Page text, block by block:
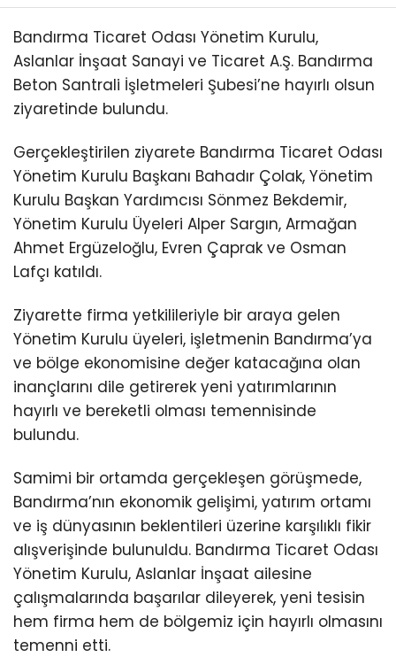
Bandırma Ticaret Odası Yönetim Kurulu,
Aslanlar İnşaat Sanayi ve Ticaret A.Ş. Bandırma
Beton Santrali İşletmeleri Şubesi’ne hayırlı olsun
ziyaretinde bulundu.
Gerçekleştirilen ziyarete Bandırma Ticaret Odası
Yönetim Kurulu Başkanı Bahadır Çolak, Yönetim
Kurulu Başkan Yardımcısı Sönmez Bekdemir,
Yönetim Kurulu Üyeleri Alper Sargın, Armağan
Ahmet Ergüzeloğlu, Evren Çaprak ve Osman
Lafçı katıldı.
Ziyarette firma yetkilileriyle bir araya gelen
Yönetim Kurulu üyeleri, işletmenin Bandırma’ya
ve bölge ekonomisine değer katacağına olan
inançlarını dile getirerek yeni yatırımlarının
hayırlı ve bereketli olması temennisinde
bulundu.
Samimi bir ortamda gerçekleşen görüşmede,
Bandırma’nın ekonomik gelişimi, yatırım ortamı
ve iş dünyasının beklentileri üzerine karşılıklı fikir
alışverişinde bulunuldu. Bandırma Ticaret Odası
Yönetim Kurulu, Aslanlar İnşaat ailesine
çalışmalarında başarılar dileyerek, yeni tesisin
hem firma hem de bölgemiz için hayırlı olmasını
temenni etti.